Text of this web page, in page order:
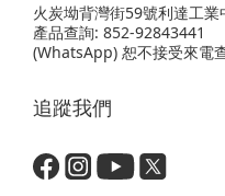
火炭坳背灣街59號利達工
產品查詢: 852-92843441
(WhatsApp) 恕不接受來電
追蹤我們